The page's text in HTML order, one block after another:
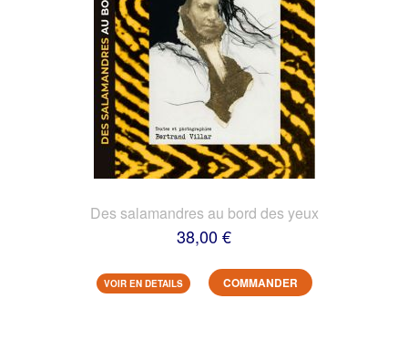
Des salamandres au bord des yeux
38,00 €
VOIR EN DETAILS COMMANDER